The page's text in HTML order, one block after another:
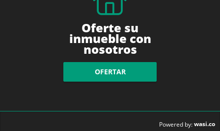
Oferte su
inmueble con
nosotros
OFERTAR
Powered by:wasi.co